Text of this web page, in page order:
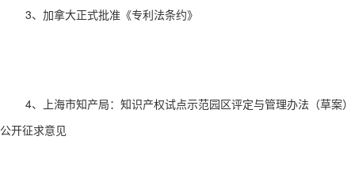
3、 加拿大正式批准《专利法条约》
4、
上海市知产局：知识产权试点示范园区评定与管理办法（草案）
公开征求意见